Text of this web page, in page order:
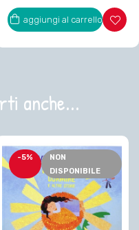
aggiungi al carrello
anche...
-5%
NON
DISPONIBILE